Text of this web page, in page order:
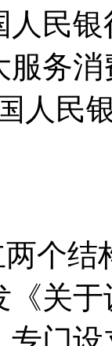
人民
服务
人民
个
《关